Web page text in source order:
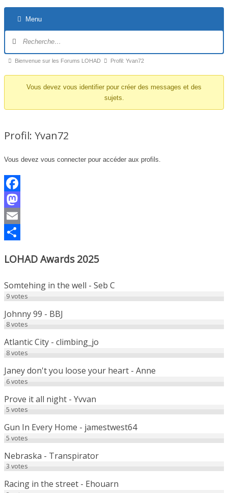
Menu
forum
Fil
d’Ariane
ici :
Bienvenue sur les Forums LOHAD Profil: Yvan72
Vous devez vous identifier pour créer des messages et des
sujets.
Profil: Yvan72
Vous devez vous connecter pour accéder aux profils.
Facebook
Mastodon
Email
LOHAD Awards 2025
Somtehing in the well - Seb C
9votes
Johnny 99 - BBJ
8votes
Atlantic City - climbing_jo
8votes
Janey don't you loose your heart - Anne
6votes
Prove it all night - Yvvan
5 votes
Gun In Every Home - jamestwest64
5 votes
Nebraska - Transpirator
3 votes
Racing in the street - Ehouarn